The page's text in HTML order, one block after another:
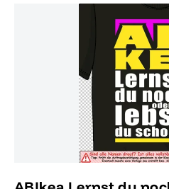
Bildergalerie überspringen